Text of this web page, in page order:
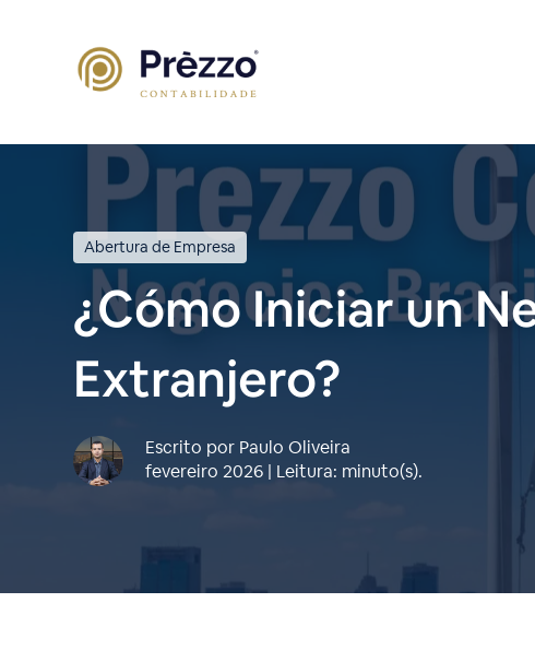
Abertura de Empresa
¿Cómo Iniciar un
Extranjero?
Escrito por Paulo Oliveira
fevereiro 2026 | Leitura: minuto(s).